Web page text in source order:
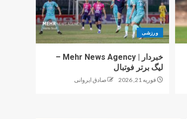
ورزشی
خبردار | Mehr News Agency –
لیگ برتر فوتبال
فوریه 21, 2026 صادق ایروانی